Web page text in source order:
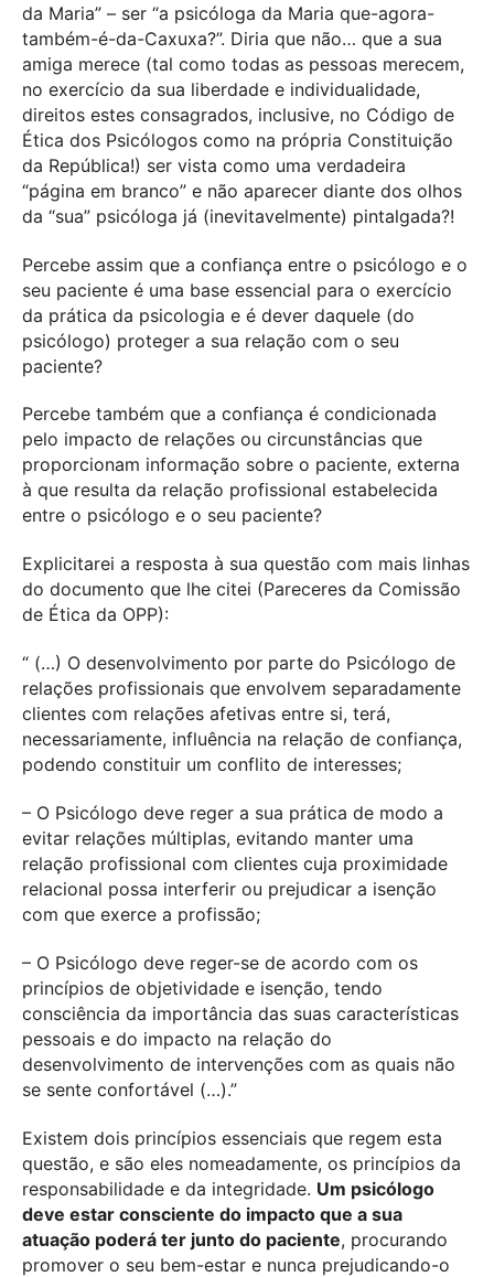
da Maria” – ser “a psicóloga da Maria que-agora-
também-é-da-Caxuxa?”. Diria que não… que a sua
amiga merece (tal como todas as pessoas merecem,
no exercício da sua liberdade e individualidade,
direitos estes consagrados, inclusive, no Código de
Ética dos Psicólogos como na própria Constituição
da República!) ser vista como uma verdadeira
“página em branco” e não aparecer diante dos olhos
da “sua” psicóloga já (inevitavelmente) pintalgada?!
Percebe assim que a confiança entre o psicólogo e o
seu paciente é uma base essencial para o exercício
da prática da psicologia e é dever daquele (do
psicólogo) proteger a sua relação com o seu
paciente?
Percebe também que a confiança é condicionada
pelo impacto de relações ou circunstâncias que
proporcionam informação sobre o paciente, externa
à que resulta da relação profissional estabelecida
entre o psicólogo e o seu paciente?
Explicitarei a resposta à sua questão com mais linhas
do documento que lhe citei (Pareceres da Comissão
de Ética da OPP):
“ (…) O desenvolvimento por parte do Psicólogo de
relações profissionais que envolvem separadamente
clientes com relações afetivas entre si, terá,
necessariamente, influência na relação de confiança,
podendo constituir um conflito de interesses;
– O Psicólogo deve reger a sua prática de modo a
evitar relações múltiplas, evitando manter uma
relação profissional com clientes cuja proximidade
relacional possa interferir ou prejudicar a isenção
com que exerce a profissão;
– O Psicólogo deve reger-se de acordo com os
princípios de objetividade e isenção, tendo
consciência da importância das suas características
pessoais e do impacto na relação do
desenvolvimento de intervenções com as quais não
se sente confortável (…).”
Existem dois princípios essenciais que regem esta
questão, e são eles nomeadamente, os princípios da
responsabilidade e da integridade. Um psicólogo
deve estar consciente do impacto que a sua
atuação poderá ter junto do paciente, procurando
promover o seu bem-estar e nunca prejudicando-o